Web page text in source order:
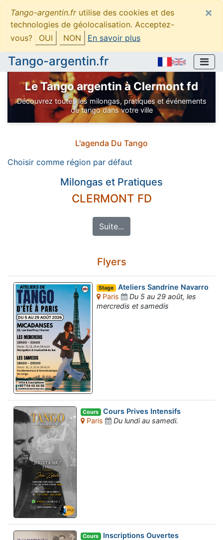
Tango-argentin.frutilise des cookies et des
technologies de géolocalisation. Acceptez-
vous?
OUI NON En savoir plus
×
Tango-argentin.fr
Le Tango argentin à Clermont fd
Découvrez toutes les milongas, pratiques et événements
de tango dans votre ville
L'agenda Du Tango
Choisir comme région par défaut
Milongas et Pratiques
CLERMONT FD
Suite...
Flyers
Stage Ateliers Sandrine Navarro
Paris
Du 5 au 29 août, les
mercredis et samedis
Cours Cours Prives Intensifs
Paris
Du lundi au samedi.
Cours Inscriptions Ouvertes